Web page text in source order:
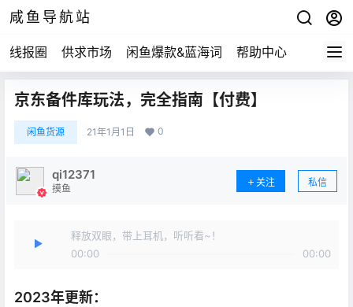
咸鱼导航站
线报圈 供求市场 闲鱼爆款&蓝海词 帮助中心
京东备件库玩法，完全指南【付费】
闲鱼货源 21年1月1日 0
qi12371
摸鱼
关注 私信
释放双眼，带上耳机，听听看~！
00:00
00:00
2023年更新：